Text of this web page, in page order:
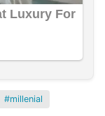
millenial